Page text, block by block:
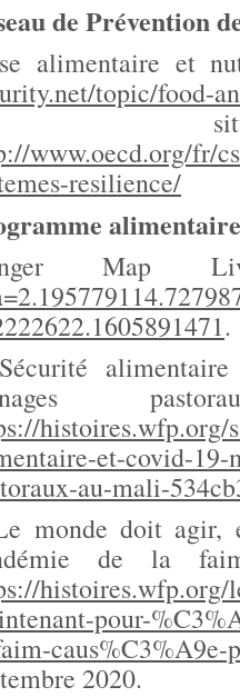
de Prévention
alimentaire et
topic/food-
www.oecd.org/fr/
resilience/
Map
.
et-covid-19-
au-mali-
monde doit agir,
de la
pour-
caus%C3%A9e-
2020.